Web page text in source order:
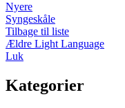
Nyere
Syngeskåle
Tilbage til liste
Ældre Light Language
Luk
Kategorier